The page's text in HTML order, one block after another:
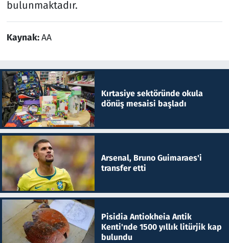
bulunmaktadır.
Kaynak:AA
Kırtasiye sektöründe okula
dönüş mesaisi başladı
Arsenal, Bruno Guimaraes'i
transfer etti
Pisidia Antiokheia Antik
Kenti'nde 1500 yıllık litürjik kap
bulundu